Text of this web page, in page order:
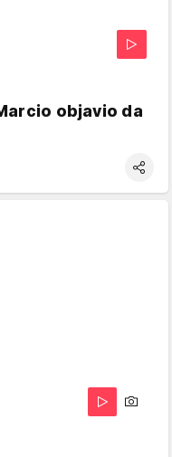
objavio da